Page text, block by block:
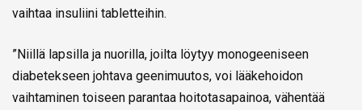
vaihtaa insuliini tabletteihin.
”Niillä lapsilla ja nuorilla, joilta löytyy monogeeniseen
diabetekseen johtava geenimuutos, voi lääkehoidon
vaihtaminen toiseen parantaa hoitotasapainoa, vähentää